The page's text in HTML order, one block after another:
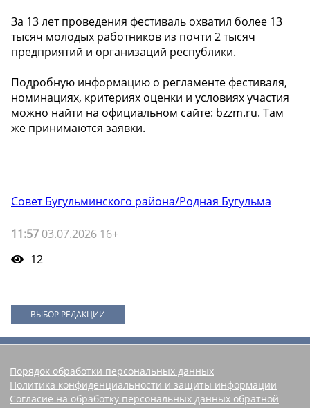
За 13 лет проведения фестиваль охватил более 13
тысяч молодых работников из почти 2 тысяч
предприятий и организаций республики.
Подробную информацию о регламенте фестиваля,
номинациях, критериях оценки и условиях участия
можно найти на официальном сайте: bzzm.ru. Там
же принимаются заявки.
Совет Бугульминского района/Родная Бугульма
11:57 03.07.2026 16+
12
ВЫБОР РЕДАКЦИИ
Порядок обработки персональных данных
Политика конфиденциальности и защиты информации
Согласие на обработку персональных данных обратной